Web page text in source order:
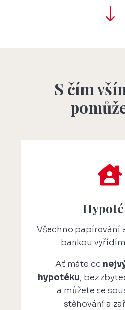
"
S čím

Všechno papírování
bankou
Ať máte co
hypotéku, bez
a můžete se
stěhování a